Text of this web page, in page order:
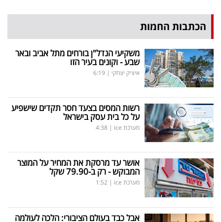
הכתבות החמות
משקיעי הנדל"ן בורחים מתל אביב ובאר
שבע - וקונים בעיר הזו
איציק יצחקי |
6:19
רשות המסים בצעד חסר תקדים שישפיע
על כל בית עסק בישראל
מערכת ice |
4:38
אושר עד מרסקת את המחיר על המוצר
המבוקש - רק ב-79.90 שקל
מערכת ice |
1:52
אבל כבד בעולם הציבורי: הלכה לעולמה